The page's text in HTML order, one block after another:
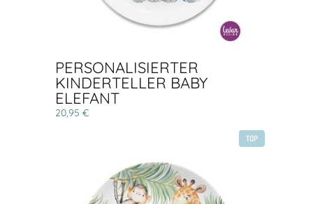
PERSONALISIERTER
KINDERTELLER BABY
ELEFANT
20,95 €
TOP